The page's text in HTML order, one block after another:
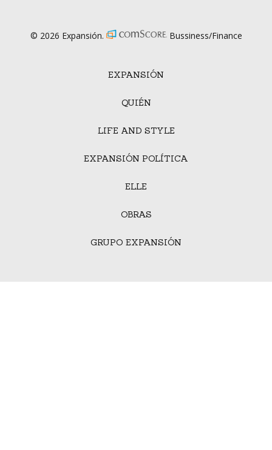
EXPANSIÓN
QUIÉN
LIFE AND STYLE
EXPANSIÓN POLÍTICA
ELLE
OBRAS
GRUPO EXPANSIÓN
© 2026 Expansión. Bussiness/Finance